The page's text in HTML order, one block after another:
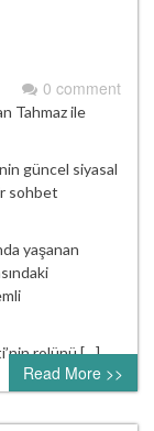
0 comment
Tahmaz ile
güncel siyasal
sohbet
yaşanan
rolünü […]
Read More >>